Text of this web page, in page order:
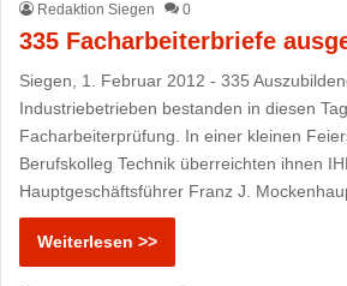
Redaktion Siegen 0
335 Facharbeiterbriefe
Siegen, 1. Februar 2012 - 335
Industriebetrieben bestanden in diesen
Facharbeiterprüfung. In einer kleinen
Berufskolleg Technik überreichten ihnen
Hauptgeschäftsführer Franz J.
Weiterlesen >>